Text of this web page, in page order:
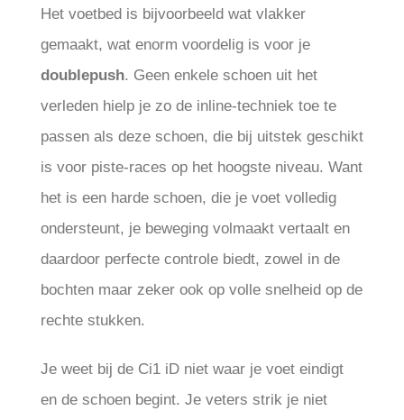
Het voetbed is bijvoorbeeld wat vlakker
gemaakt, wat enorm voordelig is voor je
doublepush. Geen enkele schoen uit het
verleden hielp je zo de inline-techniek toe te
passen als deze schoen, die bij uitstek geschikt
is voor piste-races op het hoogste niveau. Want
het is een harde schoen, die je voet volledig
ondersteunt, je beweging volmaakt vertaalt en
daardoor perfecte controle biedt, zowel in de
bochten maar zeker ook op volle snelheid op de
rechte stukken.
Je weet bij de Ci1 iD niet waar je voet eindigt
en de schoen begint. Je veters strik je niet